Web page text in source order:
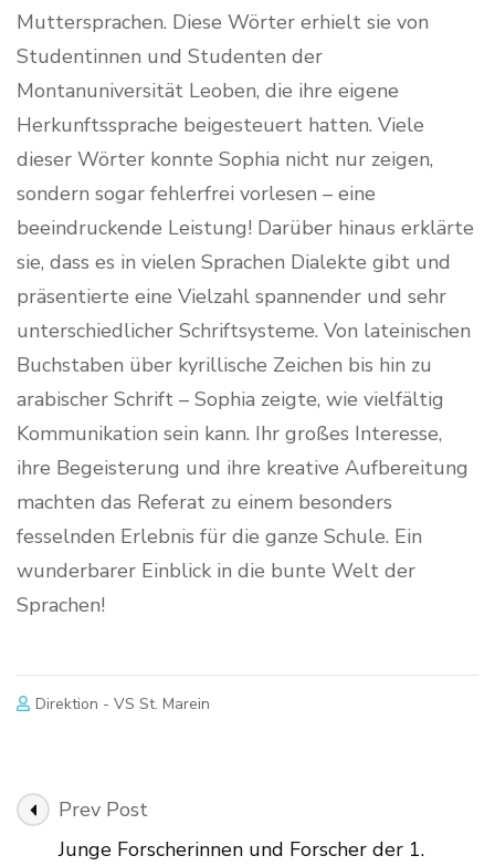
Muttersprachen. Diese Wörter erhielt sie von
Studentinnen und Studenten der
Montanuniversität Leoben, die ihre eigene
Herkunftssprache beigesteuert hatten. Viele
dieser Wörter konnte Sophia nicht nur zeigen,
sondern sogar fehlerfrei vorlesen – eine
beeindruckende Leistung! Darüber hinaus erklärte
sie, dass es in vielen Sprachen Dialekte gibt und
präsentierte eine Vielzahl spannender und sehr
unterschiedlicher Schriftsysteme. Von lateinischen
Buchstaben über kyrillische Zeichen bis hin zu
arabischer Schrift – Sophia zeigte, wie vielfältig
Kommunikation sein kann. Ihr großes Interesse,
ihre Begeisterung und ihre kreative Aufbereitung
machten das Referat zu einem besonders
fesselnden Erlebnis für die ganze Schule. Ein
wunderbarer Einblick in die bunte Welt der
Sprachen!
Direktion - VS St. Marein
Post
Navigation
Prev Post
Junge Forscherinnen und Forscher der 1.